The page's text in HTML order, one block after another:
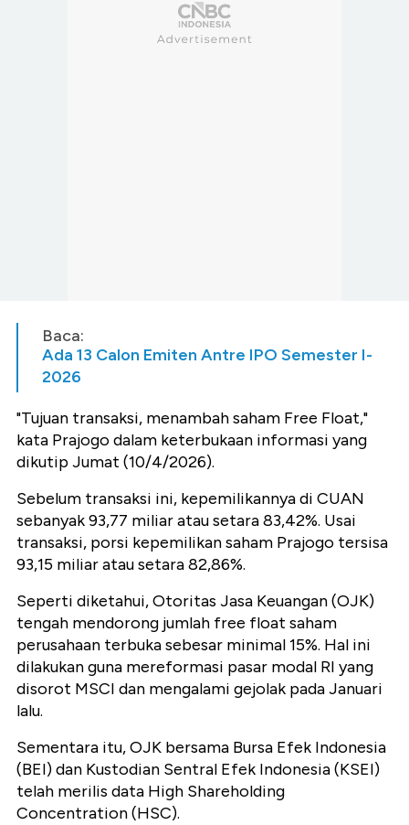
Baca:
Ada 13 Calon Emiten Antre IPO Semester I-
2026
"Tujuan transaksi, menambah saham Free Float,"
kata Prajogo dalam keterbukaan informasi yang
dikutip Jumat (10/4/2026).
Sebelum transaksi ini, kepemilikannya di CUAN
sebanyak 93,77 miliar atau setara 83,42%. Usai
transaksi, porsi kepemilikan saham Prajogo tersisa
93,15 miliar atau setara 82,86%.
Seperti diketahui, Otoritas Jasa Keuangan (OJK)
tengah mendorong jumlah free float saham
perusahaan terbuka sebesar minimal 15%. Hal ini
dilakukan guna mereformasi pasar modal RI yang
disorot MSCI dan mengalami gejolak pada Januari
lalu.
Sementara itu, OJK bersama Bursa Efek Indonesia
(BEI) dan Kustodian Sentral Efek Indonesia (KSEI)
telah merilis data High Shareholding
Concentration (HSC).